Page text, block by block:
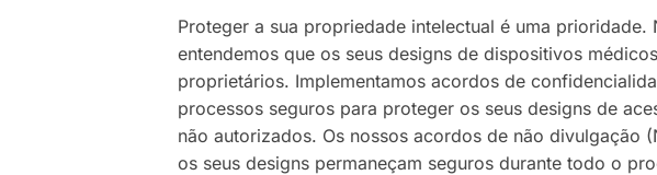
Proteger a sua propriedade intelectual é uma prioridade.
entendemos que os seus designs de dispositivos
proprietários. Implementamos acordos de
processos seguros para proteger os seus designs de
não autorizados. Os nossos acordos de não divulgação
os seus designs permaneçam seguros durante todo o